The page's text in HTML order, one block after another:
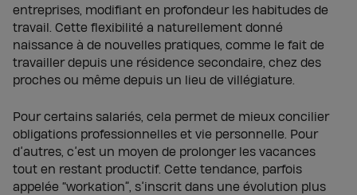
entreprises, modifiant en profondeur les habitudes de
travail. Cette flexibilité a naturellement donné
naissance à de nouvelles pratiques, comme le fait de
travailler depuis une résidence secondaire, chez des
proches ou même depuis un lieu de villégiature.
Pour certains salariés, cela permet de mieux concilier
obligations professionnelles et vie personnelle. Pour
d’autres, c’est un moyen de prolonger les vacances
tout en restant productif. Cette tendance, parfois
appelée “workation”, s’inscrit dans une évolution plus